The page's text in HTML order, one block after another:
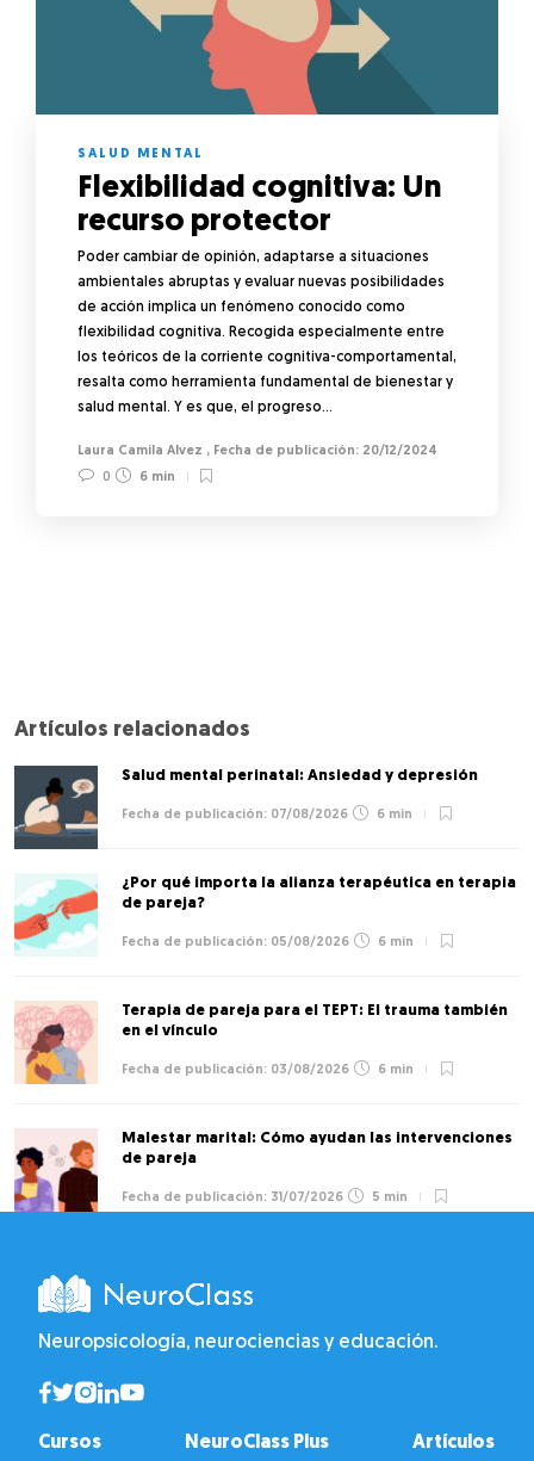
SALUD MENTAL
Flexibilidad cognitiva: Un
recurso protector
Poder cambiar de opinión, adaptarse a situaciones
ambientales abruptas y evaluar nuevas posibilidades
de acción implica un fenómeno conocido como
flexibilidad cognitiva. Recogida especialmente entre
los teóricos de la corriente cognitiva-comportamental,
resalta como herramienta fundamental de bienestar y
salud mental. Y es que, el progreso…
Laura Camila Alvez ,
20/12/2024
0
6 min
Artículos relacionados
Salud mental perinatal: Ansiedad y depresión
07/08/2026 6 min
¿Por qué importa la alianza terapéutica en terapia
de pareja?
05/08/2026 6 min
Terapia de pareja para el TEPT: El trauma también
en el vínculo
03/08/2026 6 min
Malestar marital: Cómo ayudan las intervenciones
de pareja
31/07/2026 5 min
Neuropsicología, neurociencias y educación.
Cursos NeuroClass Plus Artículos